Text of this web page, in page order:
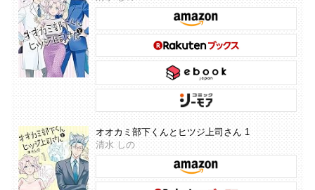
オオカミ部下くんとヒツジ上司さん 1
清水 しの